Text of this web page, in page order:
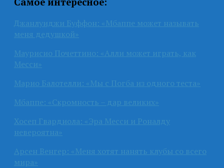
Джанлуиджи Буффон: «Мбаппе может называть
меня дедушкой»
Маурисио Почеттино: «Алли может играть, как
Месси»
Марио Балотелли: «Мы с Погба из одного теста»
Мбаппе: «Скромность – дар великих»
Хосеп Гвардиола: «Эра Месси и Роналду
невероятна»
Арсен Венгер: «Меня хотят нанять клубы со всего
мира»